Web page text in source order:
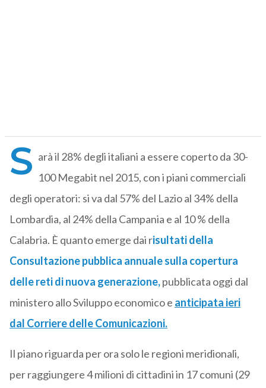
S arà il 28% degli italiani a essere coperto da 30-
100 Megabit nel 2015, con i piani commerciali
degli operatori: si va dal 57% del Lazio al 34% della
Lombardia, al 24% della Campania e al 10 % della
Calabria. È quanto emerge dai risultati della
Consultazione pubblica annuale sulla copertura
delle reti di nuova generazione,pubblicata oggi dal
ministero allo Sviluppo economico e anticipata ieri
dal Corriere delle Comunicazioni.
Il piano riguarda per ora solo le regioni meridionali,
per raggiungere 4 milioni di cittadini in 17 comuni (29